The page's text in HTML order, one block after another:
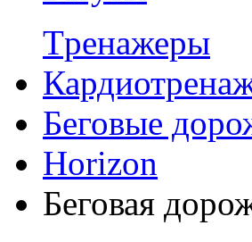
Tренажеры
Беговые
Horizon
Беговая